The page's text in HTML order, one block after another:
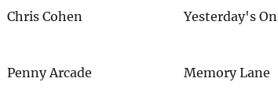
Chris Cohen Yesterday's
Penny Arcade Memory Lane